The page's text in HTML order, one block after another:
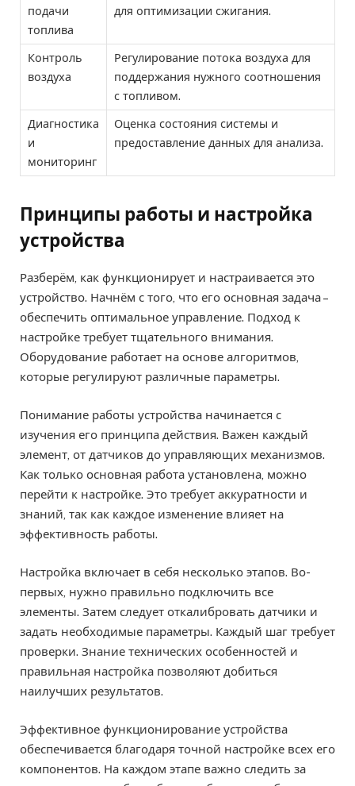
подачи
топлива
для оптимизации сжигания.
Контроль
воздуха
Регулирование потока воздуха для
поддержания нужного соотношения
с топливом.
Диагностика
и
мониторинг
Оценка состояния системы и
предоставление данных для анализа.
Принципы работы и настройка
устройства
Разберём, как функционирует и настраивается это
устройство. Начнём с того, что его основная задача –
обеспечить оптимальное управление. Подход к
настройке требует тщательного внимания.
Оборудование работает на основе алгоритмов,
которые регулируют различные параметры.
Понимание работы устройства начинается с
изучения его принципа действия. Важен каждый
элемент, от датчиков до управляющих механизмов.
Как только основная работа установлена, можно
перейти к настройке. Это требует аккуратности и
знаний, так как каждое изменение влияет на
эффективность работы.
Настройка включает в себя несколько этапов. Во-
первых, нужно правильно подключить все
элементы. Затем следует откалибровать датчики и
задать необходимые параметры. Каждый шаг требует
проверки. Знание технических особенностей и
правильная настройка позволяют добиться
наилучших результатов.
Эффективное функционирование устройства
обеспечивается благодаря точной настройке всех его
компонентов. На каждом этапе важно следить за